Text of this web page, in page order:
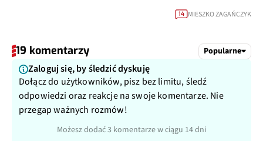
14 MIESZKO ZAGAŃCZYK
19 komentarzy Popularne
Zaloguj się, by śledzić dyskuję
Dołącz do użytkowników, pisz bez limitu, śledź
odpowiedzi oraz reakcje na swoje komentarze. Nie
przegap ważnych rozmów!
Możesz dodać 3 komentarze w ciągu 14 dni